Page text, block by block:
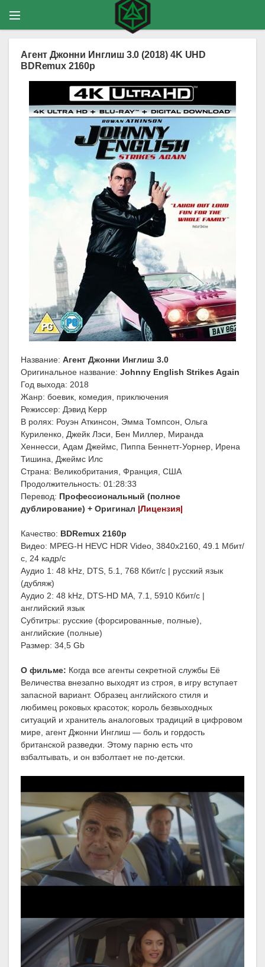
Агент Джонни Инглиш 3.0 (2018) 4K UHD
BDRemux 2160p
Название: Агент Джонни Инглиш 3.0
Оригинальное название: Johnny English Strikes Again
Год выхода: 2018
Жанр: боевик, комедия, приключения
Режиссер: Дэвид Керр
В ролях: Роуэн Аткинсон, Эмма Томпсон, Ольга
Куриленко, Джейк Лэси, Бен Миллер, Миранда
Хеннесси, Адам Джеймс, Пиппа Беннетт-Уорнер, Ирена
Тишина, Джеймс Илс
Страна: Великобритания, Франция, США
Продолжительность: 01:28:33
Перевод: Профессиональный (полное
дублирование) + Оригинал |Лицензия|
Качество: BDRemux 2160p
Видео: MPEG-H HEVC HDR Video, 3840x2160, 49.1 Мбит/
с, 24 кадр/с
Аудио 1: 48 kHz, DTS, 5.1, 768 Кбит/с | русский язык
(дубляж)
Аудио 2: 48 kHz, DTS-HD MA, 7.1, 5910 Кбит/с |
английский язык
Субтитры: русские (форсированные, полные),
английские (полные)
Размер: 34,5 Gb
О фильме: Когда все агенты секретной службы Её
Величества внезапно выходят из строя, в игру вступает
запасной вариант. Образец английского стиля и
любимец роковых красоток; король безвыходных
ситуаций и хранитель аналоговых традиций в цифровом
мире, агент Джонни Инглиш — боль и гордость
британской разведки. Этому парню есть что
взбалтывать, и он взболтает не по-детски.